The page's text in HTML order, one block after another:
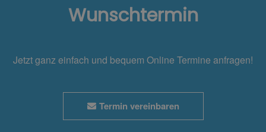
Wunschtermin
Jetzt ganz einfach und bequem Online Termine anfragen!
Termin vereinbaren